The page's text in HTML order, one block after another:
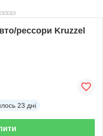
рессори Kruzzel
23 дні